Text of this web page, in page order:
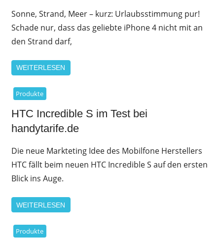
Sonne, Strand, Meer – kurz: Urlaubsstimmung pur!
Schade nur, dass das geliebte iPhone 4 nicht mit an
den Strand darf,
WEITERLESEN
Produkte
HTC Incredible S im Test bei
handytarife.de
Die neue Markteting Idee des Mobilfone Herstellers
HTC fällt beim neuen HTC Incredible S auf den ersten
Blick ins Auge.
WEITERLESEN
Produkte